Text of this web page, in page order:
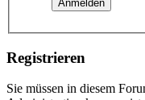
Registrieren
Sie müssen in diesem